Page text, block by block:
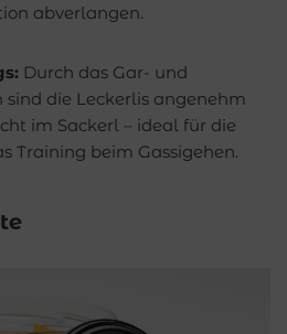
abverlangen.
Durch das Gar- und
sind die Leckerlis angenehm
im Sackerl – ideal für die
Training beim Gassigehen.